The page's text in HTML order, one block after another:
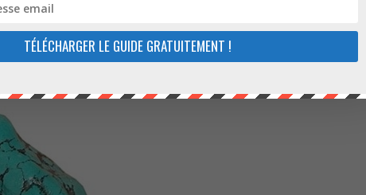
cas d’affection chronique ou aiguë
de pierre polies ou roulées dans votre poche.
TÉLÉCHARGER LE GUIDE GRATUITEMENT !